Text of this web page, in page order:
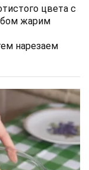
цвета с
жарим
нарезаем